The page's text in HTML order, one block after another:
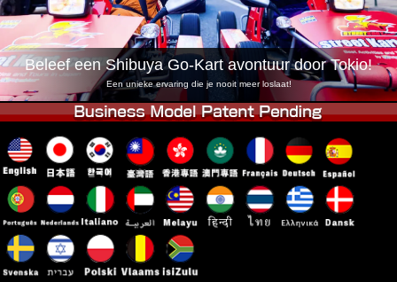
Tokio Shibuya Annex Tokio Baai
Tokio Asakusa Osaka
Okinawa
Beleef een Shibuya Go-Kart avontuur door Tokio!
Een unieke ervaring die je nooit meer loslaat!